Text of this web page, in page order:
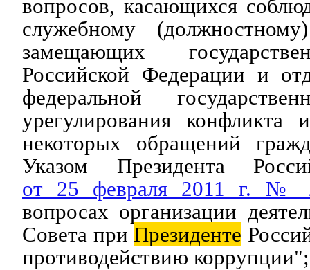
вопросов, касающихся
служебному
замещающих
Российской Федерации и
федеральной
урегулирования конфликта
некоторых обращений
Указом Президента
от 25 февраля 2011 г. №
вопросах организации
Совета при Президенте
противодействию коррупции";